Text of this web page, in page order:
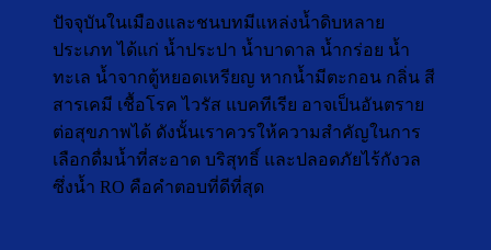
ปัจจุบันในเมืองและชนบทมีแหล่งน้ำดิบหลาย
ประเภท ได้แก่ น้ำประปา น้ำบาดาล น้ำกร่อย น้ำ
ทะเล น้ำจากตู้หยอดเหรียญ หากน้ำมีตะกอน กลิ่น สี
สารเคมี เชื้อโรค ไวรัส แบคทีเรีย อาจเป็นอันตราย
ต่อสุขภาพได้ ดังนั้นเราควรให้ความสำคัญในการ
เลือกดื่มน้ำที่สะอาด บริสุทธิ์ และปลอดภัยไร้กังวล
ซึ่งน้ำ RO คือคำตอบที่ดีที่สุด